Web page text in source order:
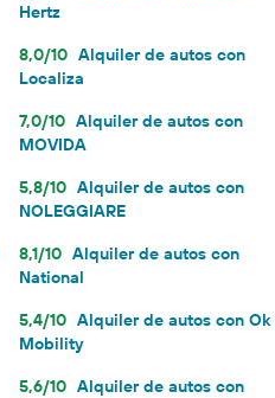
Hertz
8,0/10 Alquiler de autos con
Localiza
7,0/10 Alquiler de autos con
MOVIDA
5,8/10 Alquiler de autos con
NOLEGGIARE
8,1/10 Alquiler de autos con
National
5,4/10 Alquiler de autos con Ok
Mobility
5,6/10 Alquiler de autos con